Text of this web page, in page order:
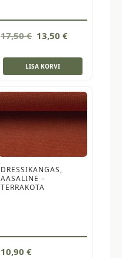
17,50€ Algne
oli:
17,50 €.
13,50 €Current
is:
LISA KORVI
DRESSIKANGAS,
AASALINE –
TERRAKOTA
10,90 €